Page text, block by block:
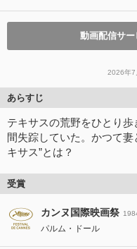
動画配信サ
2026年7
あらすじ
テキサスの荒野をひとり
間失踪していた。かつて
キサス”とは？
受賞
カンヌ国際映画祭
パルム・ドール